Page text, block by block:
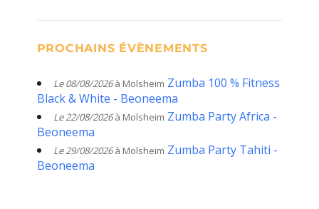
PROCHAINS ÉVÈNEMENTS
Le 08/08/2026à Molsheim Zumba 100 % Fitness
Black & White - Beoneema
Le 22/08/2026à Molsheim Zumba Party Africa -
Beoneema
Le 29/08/2026à Molsheim Zumba Party Tahiti -
Beoneema